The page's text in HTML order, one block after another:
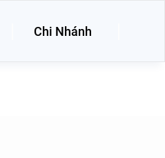
Chi Nhánh